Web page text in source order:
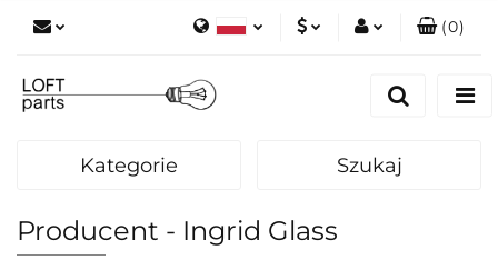
Polski
(0)
Kategorie Szukaj
Producent - Ingrid Glass